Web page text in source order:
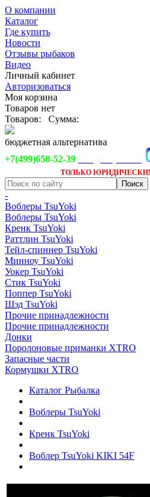
О компании
Каталог
Где купить
Новости
Отзывы рыбаков
Видео
Личный кабинет
Авторизоваться
Моя корзина
Товаров нет
Товаров:
Сумма:
бюджетная альтернатива
+7(499)650-52-39
ТОЛЬКО
-
Воблеры TsuYoki
Воблеры TsuYoki
Кренк TsuYoki
Раттлин TsuYoki
Тейл-спиннер TsuYoki
Минноу TsuYoki
Уокер TsuYoki
Стик TsuYoki
Поппер TsuYoki
Шэд TsuYoki
Прочие принадлежности
Прочие принадлежности
Донки
Поролоновые приманки XTRO
Запасные части
Кормушки XTRO
Каталог Рыбалка
Воблеры TsuYoki
Кренк TsuYoki
Воблер TsuYoki KIKI 54F